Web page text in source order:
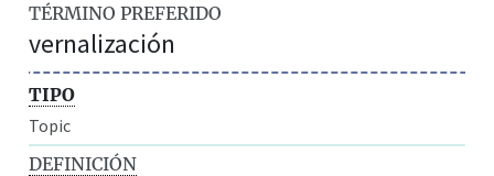
TÉRMINO PREFERIDO
vernalización
TIPO
Topic
DEFINICIÓN